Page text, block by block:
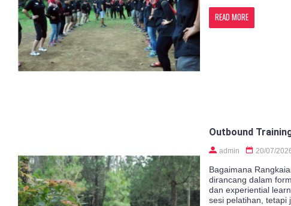
READ MORE
Outbound
admin 20/07/
Bagaimana
dirancang dalam
dan experiential
sesi pelatihan, tetapi